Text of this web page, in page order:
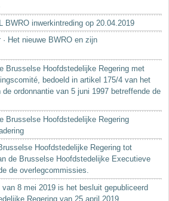
BWRO inwerkintreding op 20.04.2019
Het nieuwe BWRO en zijn
Brusselse Hoofdstedelijke Regering met
bedoeld in artikel 175/4 van het
ordonnantie van 5 juni 1997 betreffende de
Brusselse Hoofdstedelijke Regering
Hoofdstedelijke Regering tot
de Brusselse Hoofdstedelijke Executieve
de overlegcommissies.
8 mei 2019 is het besluit gepubliceerd
Regering van 25 april 2019...